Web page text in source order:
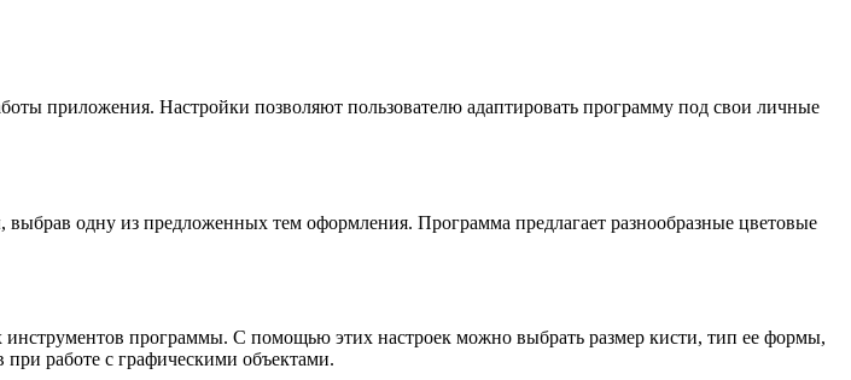
приложения. Настройки позволяют пользователю адаптировать программу под свои личные
одну из предложенных тем оформления. Программа предлагает разнообразные цветовые
программы. С помощью этих настроек можно выбрать размер кисти, тип ее формы,
при работе с графическими объектами.